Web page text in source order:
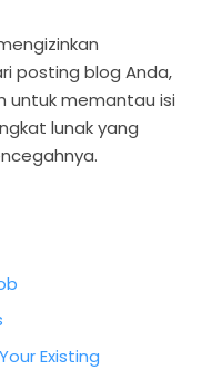
posting blog Anda,
untuk memantau isi
lunak yang
Existing